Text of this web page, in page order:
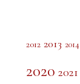
2012 2013 2014
2020 2021